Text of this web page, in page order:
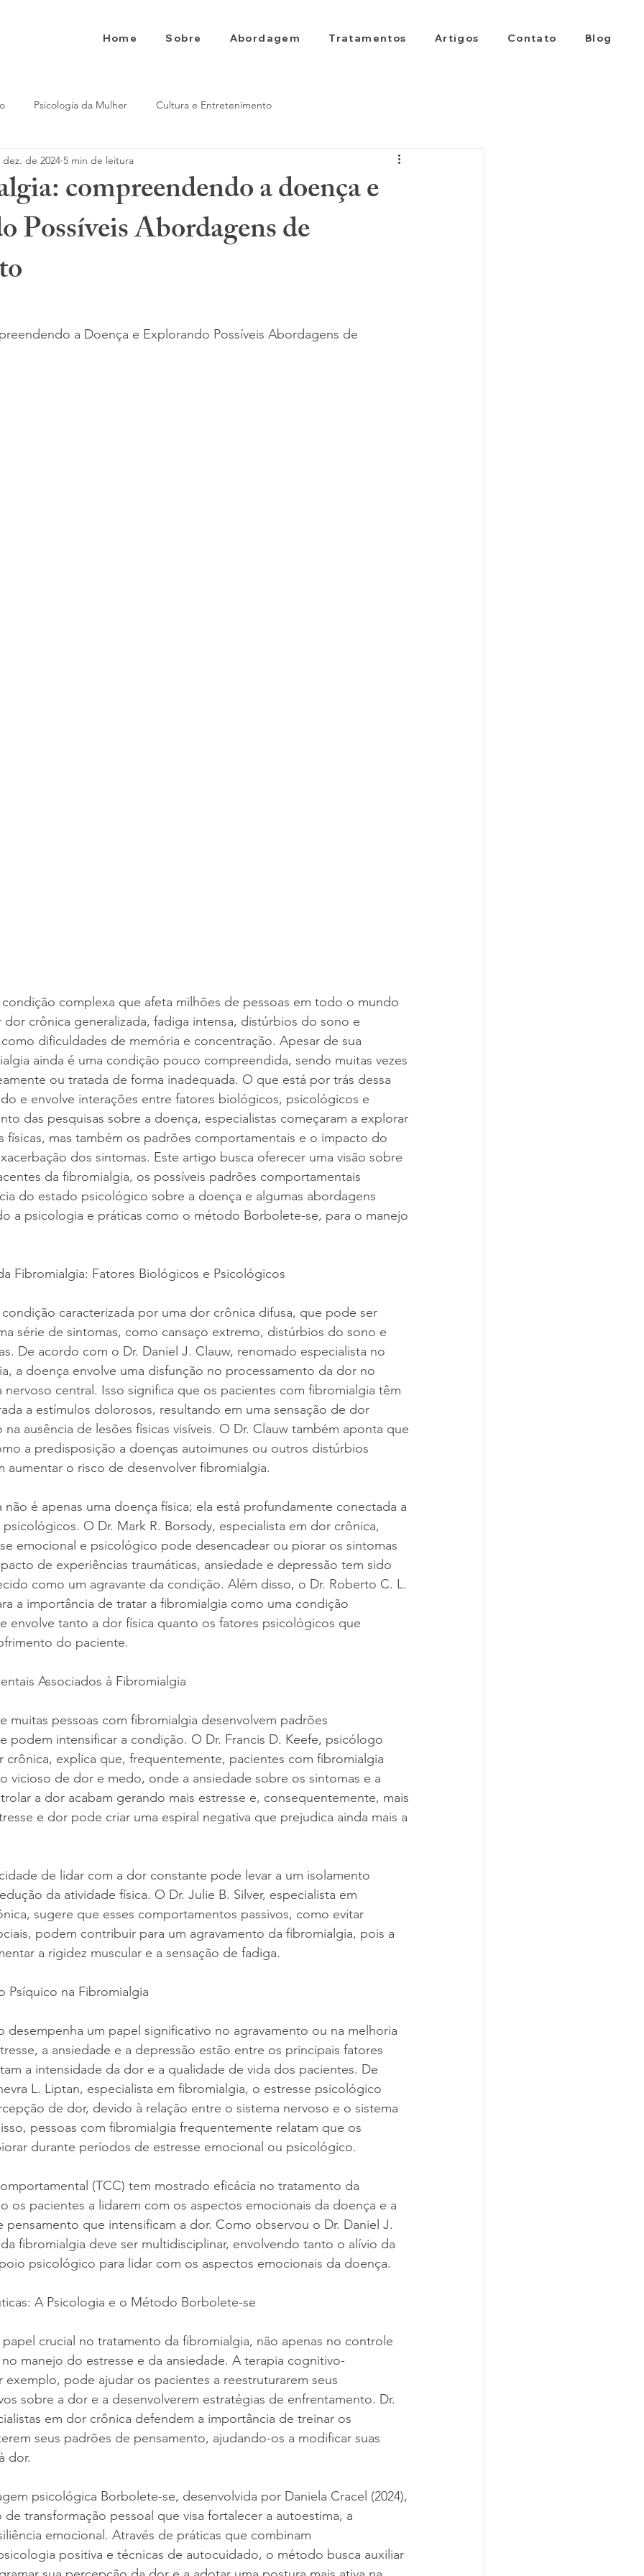
Home Sobre Abordagem Tratamentos Artigos Contato Blog
Psicologia da Mulher Cultura e Entretenimento
compreendendo a doença e
Possíveis Abordagens de
dez. de 2024 5 min de leitura
5 estrelas.
a Doença e Explorando Possíveis Abordagens de
complexa que afeta milhões de pessoas em todo o mundo
dor crônica generalizada, fadiga intensa, distúrbios do sono e
dificuldades de memória e concentração. Apesar de sua
ainda é uma condição pouco compreendida, sendo muitas vezes
ou tratada de forma inadequada. O que está por trás dessa
e envolve interações entre fatores biológicos, psicológicos e
das pesquisas sobre a doença, especialistas começaram a explorar
físicas, mas também os padrões comportamentais e o impacto do
dos sintomas. Este artigo busca oferecer uma visão sobre
da fibromialgia, os possíveis padrões comportamentais
do estado psicológico sobre a doença e algumas abordagens
a psicologia e práticas como o método Borbolete-se, para o manejo
Fibromialgia: Fatores Biológicos e Psicológicos
caracterizada por uma dor crônica difusa, que pode ser
série de sintomas, como cansaço extremo, distúrbios do sono e
De acordo com o Dr. Daniel J. Clauw, renomado especialista no
a doença envolve uma disfunção no processamento da dor no
nervoso central. Isso significa que os pacientes com fibromialgia têm
a estímulos dolorosos, resultando em uma sensação de dor
na ausência de lesões físicas visíveis. O Dr. Clauw também aponta que
a predisposição a doenças autoimunes ou outros distúrbios
aumentar o risco de desenvolver fibromialgia.
não é apenas uma doença física; ela está profundamente conectada a
O Dr. Mark R. Borsody, especialista em dor crônica,
emocional e psicológico pode desencadear ou piorar os sintomas
de experiências traumáticas, ansiedade e depressão tem sido
como um agravante da condição. Além disso, o Dr. Roberto C. L.
a importância de tratar a fibromialgia como uma condição
envolve tanto a dor física quanto os fatores psicológicos que
do paciente.
Associados à Fibromialgia
muitas pessoas com fibromialgia desenvolvem padrões
podem intensificar a condição. O Dr. Francis D. Keefe, psicólogo
crônica, explica que, frequentemente, pacientes com fibromialgia
vicioso de dor e medo, onde a ansiedade sobre os sintomas e a
a dor acabam gerando mais estresse e, consequentemente, mais
e dor pode criar uma espiral negativa que prejudica ainda mais a
de lidar com a dor constante pode levar a um isolamento
da atividade física. O Dr. Julie B. Silver, especialista em
sugere que esses comportamentos passivos, como evitar
podem contribuir para um agravamento da fibromialgia, pois a
a rigidez muscular e a sensação de fadiga.
Psíquico na Fibromialgia
desempenha um papel significativo no agravamento ou na melhoria
a ansiedade e a depressão estão entre os principais fatores
a intensidade da dor e a qualidade de vida dos pacientes. De
L. Liptan, especialista em fibromialgia, o estresse psicológico
de dor, devido à relação entre o sistema nervoso e o sistema
pessoas com fibromialgia frequentemente relatam que os
durante períodos de estresse emocional ou psicológico.
(TCC) tem mostrado eficácia no tratamento da
os pacientes a lidarem com os aspectos emocionais da doença e a
pensamento que intensificam a dor. Como observou o Dr. Daniel J.
fibromialgia deve ser multidisciplinar, envolvendo tanto o alívio da
psicológico para lidar com os aspectos emocionais da doença.
A Psicologia e o Método Borbolete-se
crucial no tratamento da fibromialgia, não apenas no controle
manejo do estresse e da ansiedade. A terapia cognitivo-
pode ajudar os pacientes a reestruturarem seus
sobre a dor e a desenvolverem estratégias de enfrentamento. Dr.
em dor crônica defendem a importância de treinar os
seus padrões de pensamento, ajudando-os a modificar suas
dor.
psicológica Borbolete-se, desenvolvida por Daniela Cracel (2024),
transformação pessoal que visa fortalecer a autoestima, a
emocional. Através de práticas que combinam
positiva e técnicas de autocuidado, o método busca auxiliar